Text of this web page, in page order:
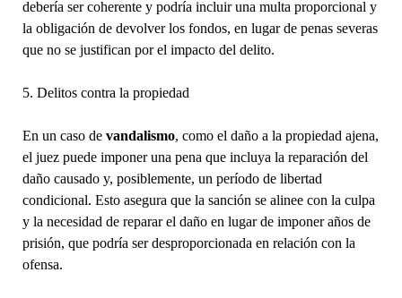
debería ser coherente y podría incluir una multa proporcional y
la obligación de devolver los fondos, en lugar de penas severas
que no se justifican por el impacto del delito.
5. Delitos contra la propiedad
En un caso de vandalismo, como el daño a la propiedad ajena,
el juez puede imponer una pena que incluya la reparación del
daño causado y, posiblemente, un período de libertad
condicional. Esto asegura que la sanción se alinee con la culpa
y la necesidad de reparar el daño en lugar de imponer años de
prisión, que podría ser desproporcionada en relación con la
ofensa.